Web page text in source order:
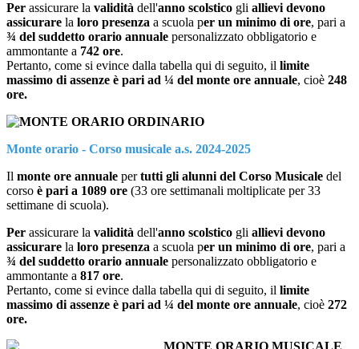
Per assicurare la validità dell'anno scolstico gli allievi devono
assicurare la loro presenza a scuola per un minimo di ore, pari a
¾ del suddetto orario annuale personalizzato obbligatorio e
ammontante a 742 ore.
Pertanto, come si evince dalla tabella qui di seguito, il limite
massimo di assenze è pari ad ¼ del monte ore annuale, cioè 248
ore.
Monte orario - Corso musicale a.s. 2024-2025
Il monte ore annuale pertutti gli alunni del Corso Musicale del
corso è pari a 1089 ore (33 ore settimanali moltiplicate per 33
settimane di scuola).
Per assicurare la validità dell'anno scolstico gli allievi devono
assicurare la loro presenza a scuola per un minimo di ore, pari a
¾ del suddetto orario annuale personalizzato obbligatorio e
ammontante a 817 ore.
Pertanto, come si evince dalla tabella qui di seguito, il limite
massimo di assenze è pari ad ¼ del monte ore annuale, cioè 272
ore.